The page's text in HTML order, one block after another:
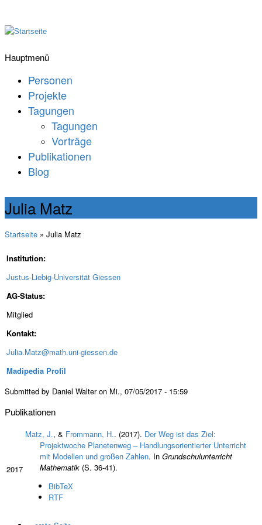
Hauptmenü
Personen
Projekte
Tagungen
Tagungen
Vorträge
Publikationen
Blog
Julia Matz
Startseite » Julia Matz
Institution:
Justus-Liebig-Universität Giessen
AG-Status:
Mitglied
Kontakt:
Julia.Matz@math.uni-giessen.de
Madipedia Profil
Submitted by Daniel Walter on Mi., 07/05/2017 - 15:59
Publikationen
2017
Matz, J., & Frommann, H.. (2017). Der Weg ist das Ziel:
Projektwoche Planetenweg – Handlungsorientierter Unterricht
mit Modellen und großen Zahlen. In Grundschulunterricht
Mathematik (S. 36-41).
BibTeX
RTF